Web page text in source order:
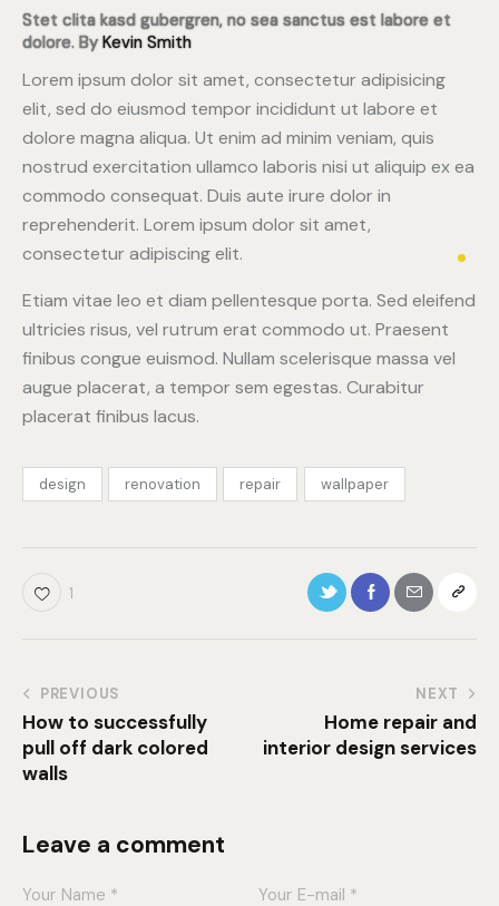
Stet clita kasd gubergren, no sea sanctus est labore et
dolore. ByKevin Smith
Lorem ipsum dolor sit amet, consectetur adipisicing
elit, sed do eiusmod tempor incididunt ut labore et
dolore magna aliqua. Ut enim ad minim veniam, quis
nostrud exercitation ullamco laboris nisi ut aliquip ex ea
commodo consequat. Duis aute irure dolor in
reprehenderit. Lorem ipsum dolor sit amet,
consectetur adipiscing elit.
Etiam vitae leo et diam pellentesque porta. Sed eleifend
ultricies risus, vel rutrum erat commodo ut. Praesent
finibus congue euismod. Nullam scelerisque massa vel
augue placerat, a tempor sem egestas. Curabitur
placerat finibus lacus.
design renovation repair wallpaper
1
PREVIOUS
How to successfully
pull off dark colored
walls
NEXT
Home repair and
interior design services
Leave a comment